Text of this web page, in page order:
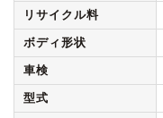
リサイクル料
ボディ形状
車検
型式